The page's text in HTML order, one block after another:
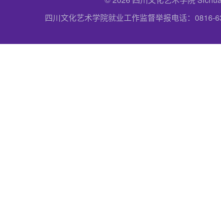
四川文化艺术学院就业工作监督举报电话：